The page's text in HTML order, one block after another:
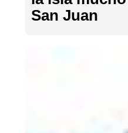
San Juan